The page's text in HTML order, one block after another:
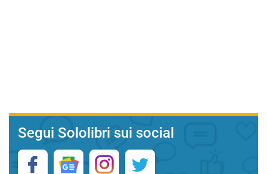
Segui Sololibri sui social